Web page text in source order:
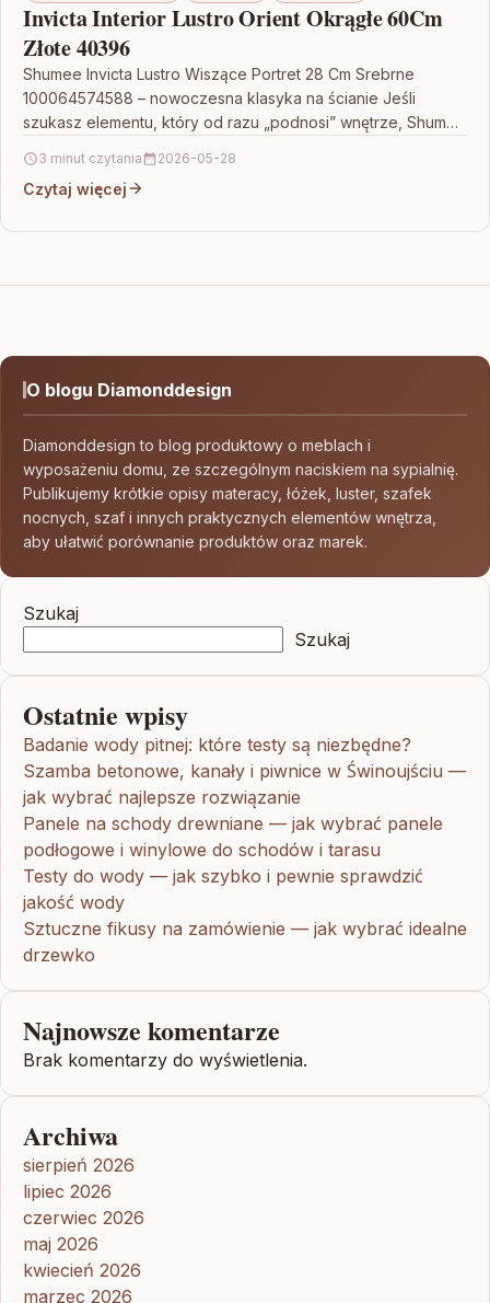
Invicta Interior Lustro Orient Okrągłe 60Cm
Złote 40396
Shumee Invicta Lustro Wiszące Portret 28 Cm Srebrne
100064574588 – nowoczesna klasyka na ścianie Jeśli
szukasz elementu, który od razu „podnosi” wnętrze, Shumee
3 minut czytania 2026-05-28
Czytaj więcej
O blogu Diamonddesign
Diamonddesign to blog produktowy o meblach i
wyposażeniu domu, ze szczególnym naciskiem na sypialnię.
Publikujemy krótkie opisy materacy, łóżek, luster, szafek
nocnych, szaf i innych praktycznych elementów wnętrza,
aby ułatwić porównanie produktów oraz marek.
Szukaj
Szukaj
Ostatnie wpisy
Badanie wody pitnej: które testy są niezbędne?
Szamba betonowe, kanały i piwnice w Świnoujściu —
jak wybrać najlepsze rozwiązanie
Panele na schody drewniane — jak wybrać panele
podłogowe i winylowe do schodów i tarasu
Testy do wody — jak szybko i pewnie sprawdzić
jakość wody
Sztuczne fikusy na zamówienie — jak wybrać idealne
drzewko
Najnowsze komentarze
Brak komentarzy do wyświetlenia.
Archiwa
sierpień 2026
lipiec 2026
czerwiec 2026
maj 2026
kwiecień 2026
marzec 2026